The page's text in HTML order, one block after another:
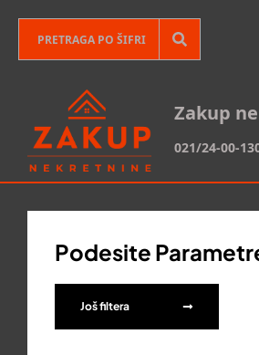
Zakup
021/24-00-
Podesite
Još filtera